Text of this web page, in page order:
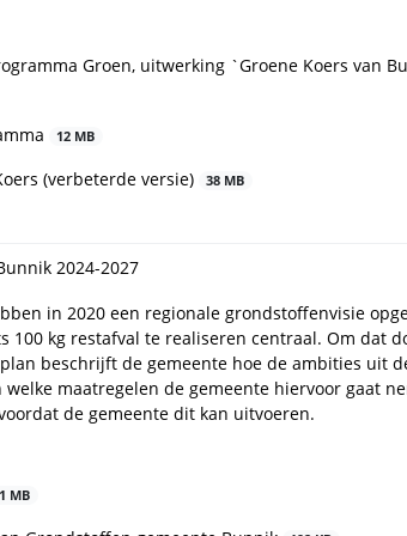
Groen, uitwerking `Groene Koers van
12 MB
(verbeterde versie) 38 MB
2024-2027
in 2020 een regionale grondstoffenvisie
100 kg restafval te realiseren centraal. Om dat
beschrijft de gemeente hoe de ambities uit
maatregelen de gemeente hiervoor gaat
de gemeente dit kan uitvoeren.
1 MB